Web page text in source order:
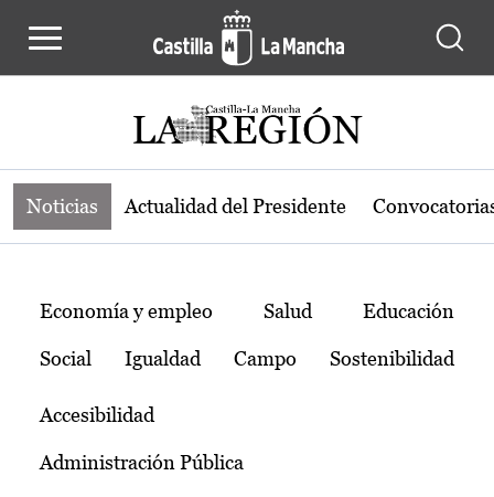
Noticias de la región de Castilla-La
Noticias Actualidad del Presidente
Temas
Economía y empleo Salud Educación
Social Igualdad Campo Sostenibilidad
Accesibilidad
Administración Pública